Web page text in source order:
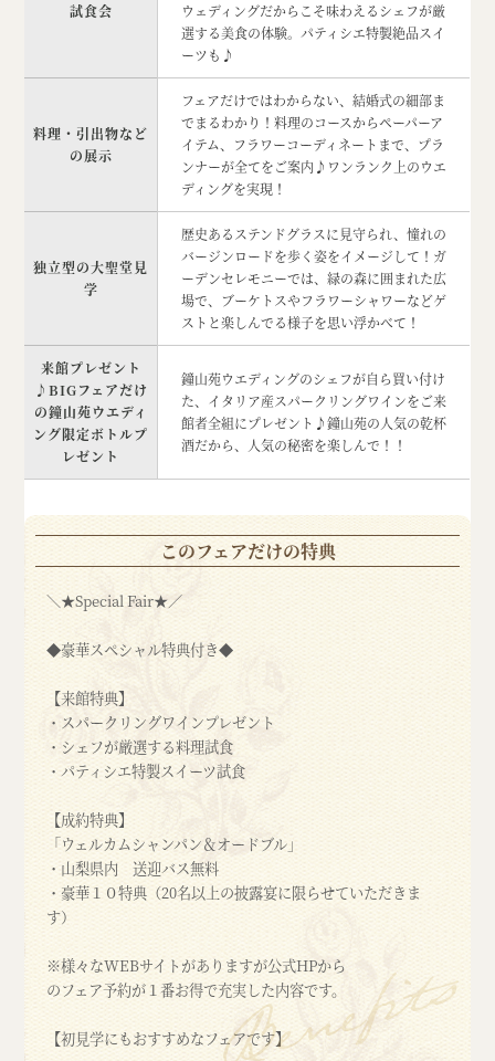
試食会
ウェディングだからこそ味わえるシェフが厳
選する美食の体験。パティシエ特製絶品スイ
ーツも♪
料理・引出物など
の展示
フェアだけではわからない、結婚式の細部ま
でまるわかり！料理のコースからペーパーア
イテム、フラワーコーディネートまで、プラ
ンナーが全てをご案内♪ワンランク上のウエ
ディングを実現！
独立型の大聖堂見
学
歴史あるステンドグラスに見守られ、憧れの
バージンロードを歩く姿をイメージして！ガ
ーデンセレモニーでは、緑の森に囲まれた広
場で、ブーケトスやフラワーシャワーなどゲ
ストと楽しんでる様子を思い浮かべて！
来館プレゼント
♪BIGフェアだけ
の鐘山苑ウエディ
ング限定ボトルプ
レゼント
鐘山苑ウエディングのシェフが自ら買い付け
た、イタリア産スパークリングワインをご来
館者全組にプレゼント♪鐘山苑の人気の乾杯
酒だから、人気の秘密を楽しんで！！
このフェアだけの特典
＼★Special Fair★／
◆豪華スペシャル特典付き◆
【来館特典】
・スパークリングワインプレゼント
・シェフが厳選する料理試食
・パティシエ特製スイーツ試食
【成約特典】
「ウェルカムシャンパン＆オードブル」
・山梨県内 送迎バス無料
・豪華１０特典（20名以上の披露宴に限らせていただきま
す）
※様々なWEBサイトがありますが公式HPから
のフェア予約が１番お得で充実した内容です。
【初見学にもおすすめなフェアです】